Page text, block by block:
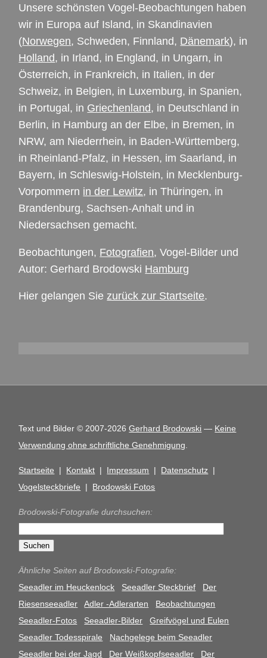
Unsere schönsten Vogel-Beobachtungen haben
wir in Europa auf Island, in Skandinavien
(Norwegen, Schweden, Finnland, Dänemark), in
Holland, in Irland, in England, in Ungarn, in
Österreich, in Frankreich, in Italien, in der
Schweiz, in Belgien, in Luxemburg, in Spanien,
in Portugal, in Griechenland, in Deutschland in
Berlin, in Hamburg an der Elbe, in Bremen, in
NRW, am Niederrhein, in Baden-Württemberg,
in Rheinland-Pfalz, in Hessen, im Saarland, in
Bayern, in Schleswig-Holstein, in Mecklenburg-
Vorpommern in der Lewitz, in Thüringen, in
Brandenburg, Sachsen-Anhalt und in
Niedersachsen gemacht.
Beobachtungen, Fotografien, Vogel-Bilder und
Autor: Gerhard Brodowski Hamburg
Hier gelangen Siezurück zur Startseite.
Text und Bilder © 2007-2026Gerhard Brodowski — Keine
Verwendung ohne schriftliche Genehmigung
Startseite | Kontakt | Impressum | Datenschutz |
Vogelsteckbriefe | Brodowski Fotos
Brodowski-Fotografie durchsuchen:
Ähnliche Seiten auf Brodowski-Fotografie:
Seeadler im Heuckenlock
Seeadler Steckbrief
Der
Riesenseeadler
Adler -Adlerarten
Beobachtungen
Seeadler-Fotos
Seeadler-Bilder
Greifvögel und Eulen
Seeadler Todesspirale
Nachgelege beim Seeadler
Seeadler bei der Jagd
Der Weißkopfseeadler Der